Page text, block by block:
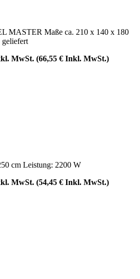
MASTER Maße ca. 210 x 140 x 180
geliefert
MwSt. (66,55 € Inkl. MwSt.)
cm Leistung: 2200 W
MwSt. (54,45 € Inkl. MwSt.)